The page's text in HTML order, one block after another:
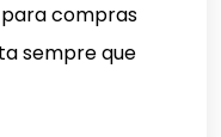
compras
sempre que